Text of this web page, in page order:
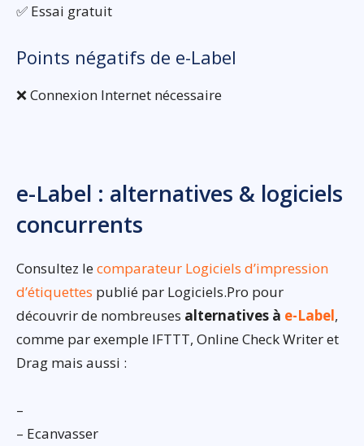
✅ Essai gratuit
Points négatifs de e-Label
❌ Connexion Internet nécessaire
e-Label : alternatives & logiciels
concurrents
Consultez lecomparateur Logiciels d’impression
d’étiquettes publié par Logiciels.Pro pour
découvrir de nombreuses alternatives à e-Label,
comme par exemple IFTTT, Online Check Writer et
Drag mais aussi :
–
– Ecanvasser